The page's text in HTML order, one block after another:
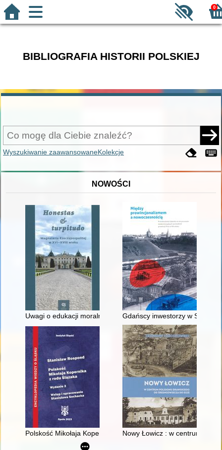
0
BIBLIOGRAFIA HISTORII POLSKIEJ
Wyszukiwanie zaawansowaneKolekcje
NOWOŚCI
Uwagi o edukacji moralnej synów szlacheckich w XVI-
Gdańscy inwestorzy w
Polskość Mikołaja Kopernika z rodu ŚlązakaNowy Łowicz : w centrum